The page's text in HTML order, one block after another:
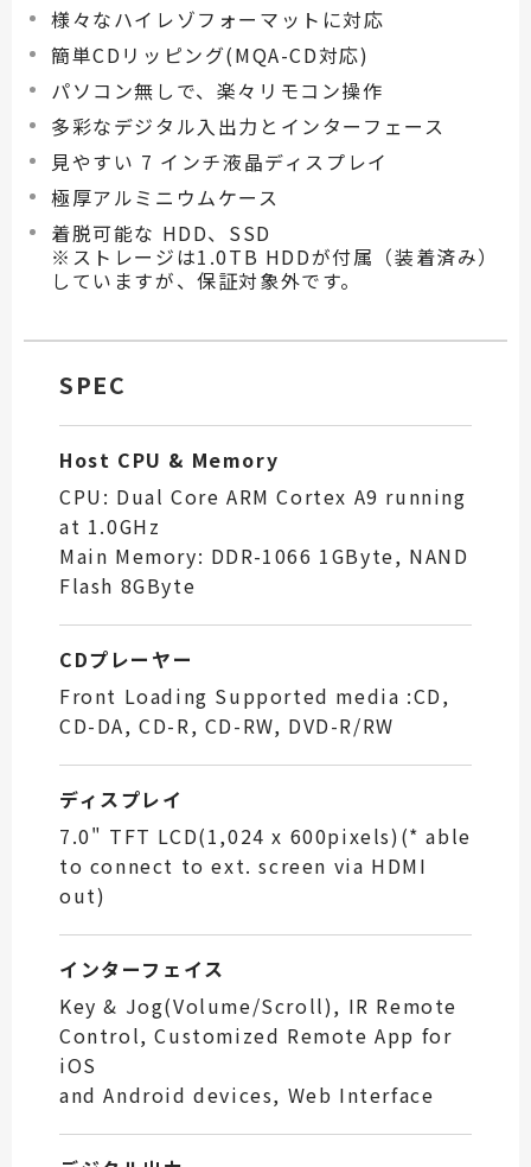
様々なハイレゾフォーマットに対応
簡単CDリッピング(MQA-CD対応)
パソコン無しで、楽々リモコン操作
多彩なデジタル入出力とインターフェース
見やすい 7 インチ液晶ディスプレイ
極厚アルミニウムケース
着脱可能な HDD、SSD
※ストレージは1.0TB HDDが付属（装着済み）
していますが、保証対象外です。
SPEC
Host CPU & Memory
CPU: Dual Core ARM Cortex A9 running
at 1.0GHz
Main Memory: DDR-1066 1GByte, NAND
Flash 8GByte
CDプレーヤー
Front Loading Supported media :CD,
CD-DA, CD-R, CD-RW, DVD-R/RW
ディスプレイ
7.0" TFT LCD(1,024 x 600pixels)(* able
to connect to ext. screen via HDMI
out)
インターフェイス
Key & Jog(Volume/Scroll), IR Remote
Control, Customized Remote App for
iOS
and Android devices, Web Interface